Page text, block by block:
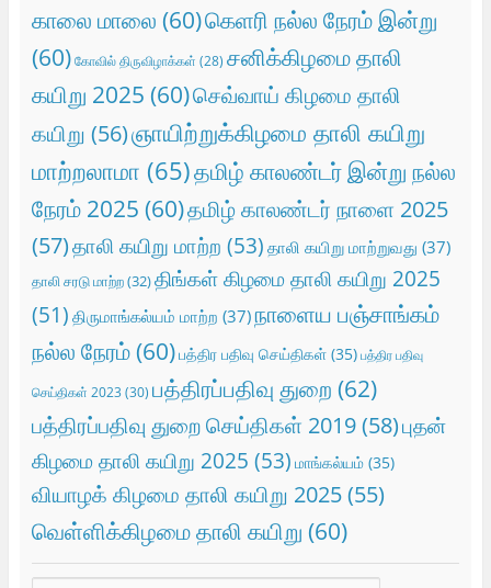
காலை மாலை (60)கெளரி நல்ல நேரம் இன்று
(60) கோவில் திருவிழாக்கள் (28) சனிக்கிழமை தாலி
கயிறு 2025 (60)செவ்வாய் கிழமை தாலி
கயிறு (56)ஞாயிற்றுக்கிழமை தாலி கயிறு
மாற்றலாமா (65)தமிழ் காலண்டர் இன்று நல்ல
நேரம் 2025 (60)தமிழ் காலண்டர் நாளை 2025
(57)தாலி கயிறு மாற்ற (53) தாலி கயிறு மாற்றுவது (37)
தாலி சரடு மாற்ற(32)திங்கள் கிழமை தாலி கயிறு 2025
(51) திருமாங்கல்யம் மாற்ற (37)நாளைய பஞ்சாங்கம்
நல்ல நேரம்(60)பத்திர பதிவு செய்திகள்(35) பத்திர பதிவு
செய்திகள் 2023 (30) பத்திரப்பதிவு துறை (62)
பத்திரப்பதிவு துறை செய்திகள் 2019(58)புதன்
கிழமை தாலி கயிறு 2025 (53) மாங்கல்யம்(35)
வியாழக் கிழமை தாலி கயிறு 2025(55)
வெள்ளிக்கிழமை தாலி கயிறு (60)